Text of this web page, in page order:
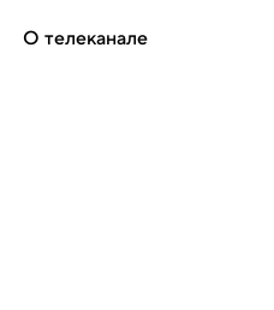
О телеканале